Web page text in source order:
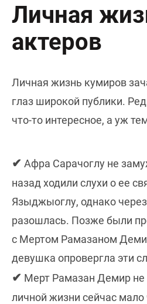
Личная
актеров
Личная жизнь кумиров
глаз широкой публики.
что-то интересное, а уж
✔ Афра Сарачоглу не
назад ходили слухи о ее
Языджыоглу, однако
разошлась. Позже были
с Мертом Рамазаном
девушка опровергла эти
✔ Мерт Рамазан Демир не
личной жизни сейчас мало